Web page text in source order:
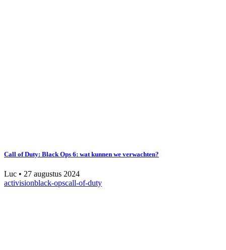
Call of Duty: Black Ops 6: wat kunnen we verwachten?
Luc • 27 augustus 2024
activisionblack-opscall-of-duty